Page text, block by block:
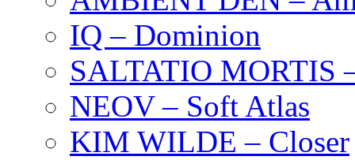
IQ – Dominion
SALTATIO MORTIS
NEOV – Soft Atlas
KIM WILDE – Closer